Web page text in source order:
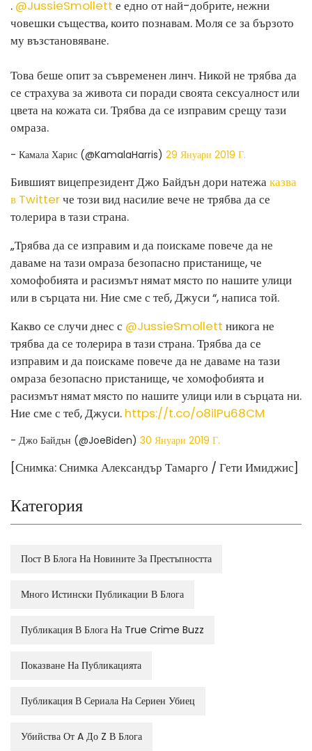
. @JussieSmollett е едно от най-добрите, нежни
човешки същества, които познавам. Моля се за бързото
му възстановяване.
Това беше опит за съвременен линч. Никой не трябва да
се страхува за живота си поради своята сексуалност или
цвета на кожата си. Трябва да се изправим срещу тази
омраза.
- Камала Харис (@KamalaHarris) 29 Януари 2019 Г.
Бившият вицепрезидент Джо Байдън дори натежаказва
в Twitterче този вид насилие вече не трябва да се
толерира в тази страна.
„Трябва да се изправим и да поискаме повече да не
даваме на тази омраза безопасно пристанище, че
хомофобията и расизмът нямат място по нашите улици
или в сърцата ни. Ние сме с теб, Джуси “, написа той.
Какво се случи днес с @JussieSmollett никога не
трябва да се толерира в тази страна. Трябва да се
изправим и да поискаме повече да не даваме на тази
омраза безопасно пристанище, че хомофобията и
расизмът нямат място по нашите улици или в сърцата ни.
Ние сме с теб, Джуси. https://t.co/o8ilPu68CM
- Джо Байдън (@JoeBiden) 30 Януари 2019 Г.
[Снимка: Снимка Александър Тамарго / Гети Имиджис]
Категория
Пост В Блога На Новините За Престъпността
Много Истински Публикации В Блога
Публикация В Блога На True Crime Buzz
Показване На Публикацията
Публикация В Сериала На Сериен Убиец
Убийства От A До Z В Блога